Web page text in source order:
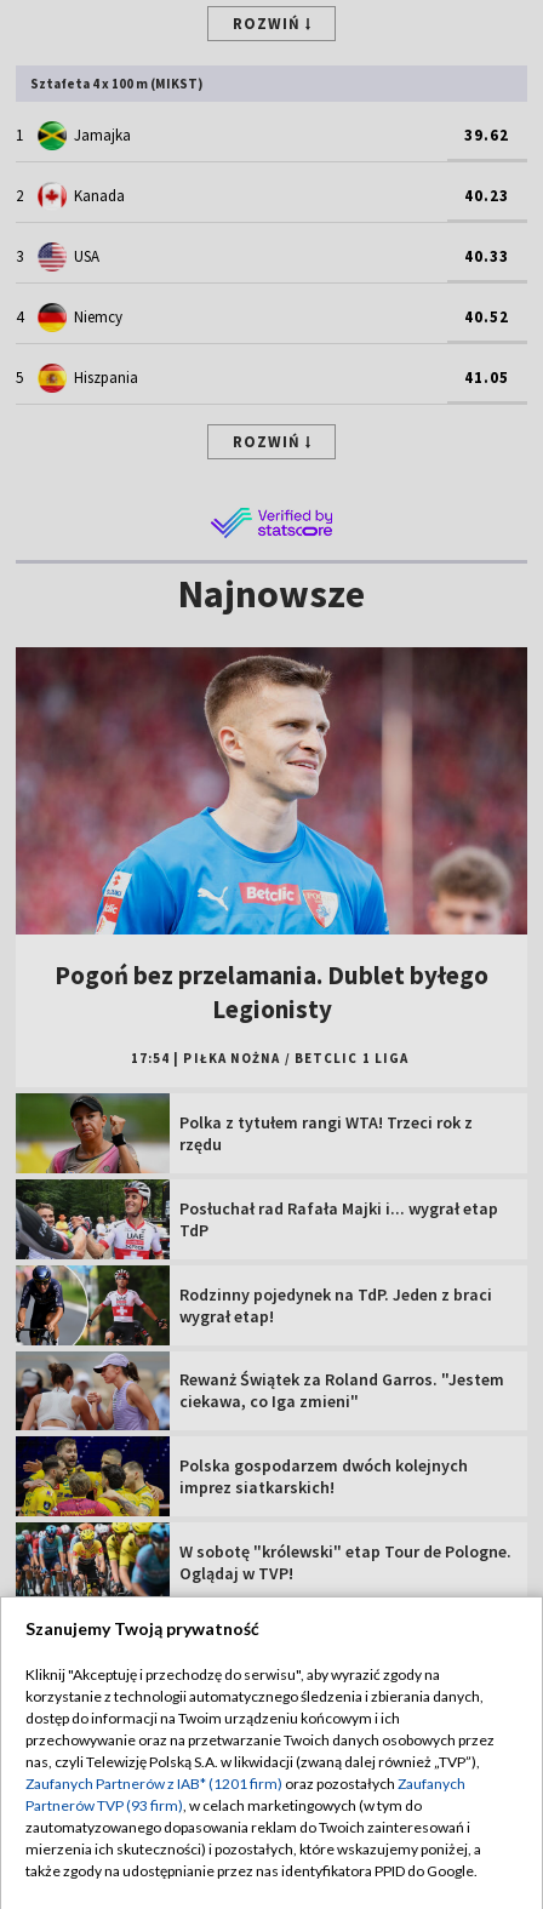
ROZWIŃ
Sztafeta 4 x 100 m (MIKST)
1 Jamajka 39.62
2 Kanada 40.23
3 USA 40.33
4 Niemcy 40.52
5 Hiszpania 41.05
ROZWIŃ
Najnowsze
Pogoń bez przelamania. Dublet byłego
Legionisty
17:54 PIŁKA NOŻNA / BETCLIC 1 LIGA
Polka z tytułem rangi WTA! Trzeci rok z
rzędu
Posłuchał rad Rafała Majki i... wygrał etap
TdP
Rodzinny pojedynek na TdP. Jeden z braci
wygrał etap!
Rewanż Świątek za Roland Garros. "Jestem
ciekawa, co Iga zmieni"
Polska gospodarzem dwóch kolejnych
imprez siatkarskich!
W sobotę "królewski" etap Tour de Pologne.
Oglądaj w TVP!
TVP
Abonament TVP
Sklep TVP
Biuro Reklamy
Oferta Handlowa
Regulamin TVP
Polityka prywatności
Moje zgody
Biuro reklamy
Szanujemy Twoją prywatność
Kliknij "Akceptuję i przechodzę do serwisu", aby wyrazić zgody na
korzystanie z technologii automatycznego śledzenia i zbierania danych,
dostęp do informacji na Twoim urządzeniu końcowym i ich
przechowywanie oraz na przetwarzanie Twoich danych osobowych przez
nas, czyli Telewizję Polską S.A. w likwidacji (zwaną dalej również „TVP”),
Zaufanych Partnerów z IAB* (1201 firm) oraz pozostałych Zaufanych
Partnerów TVP (93 firm), w celach marketingowych (w tym do
zautomatyzowanego dopasowania reklam do Twoich zainteresowań i
mierzenia ich skuteczności) i pozostałych, które wskazujemy poniżej, a
także zgody na udostępnianie przez nas identyfikatora PPID do Google.